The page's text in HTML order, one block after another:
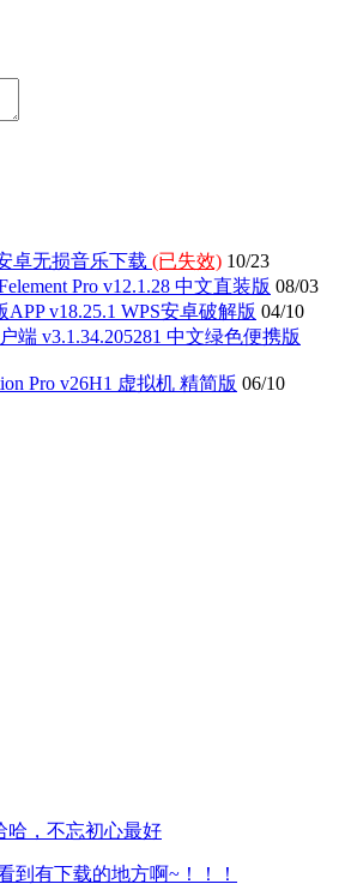
卓无损音乐下载 (已失效) 10/23
Pro v12.1.28 中文直装版 08/03
APP v18.25.1 WPS安卓破解版 04/10
端 v3.1.34.205281 中文绿色便携版
Pro v26H1 虚拟机 精简版 06/10
哈，不忘初心最好
到有下载的地方啊~！！！